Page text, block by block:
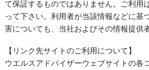
て保証するものではありません。ご利用
って下さい。利用者が当該情報などに基
害についても、当社およびその情報提供
【リンク先サイトのご利用について】
ウエルスアドバイザーウェブサイトの各